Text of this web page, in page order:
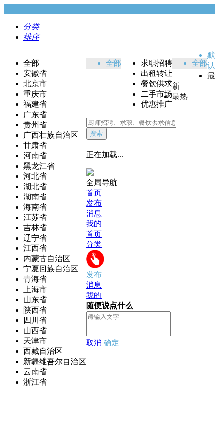
分类
排序
全部
安徽省
北京市
重庆市
福建省
广东省
贵州省
广西壮族自治区
甘肃省
河南省
黑龙江省
河北省
湖北省
湖南省
海南省
江苏省
吉林省
辽宁省
江西省
内蒙古自治区
宁夏回族自治区
青海省
上海市
山东省
陕西省
四川省
山西省
天津市
西藏自治区
新疆维吾尔自治区
云南省
浙江省
全部
求职招聘
出租转让
餐饮供求
二手市场
优惠推广
全部
默
认
最
新
最热
搜索
正在加载...
全局导航
首页
发布
消息
我的
首页
分类
发布
消息
我的
随便说点什么
取消 确定